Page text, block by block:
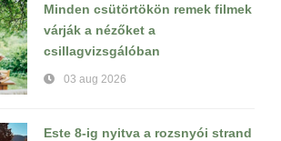
Minden csütörtökön remek filmek
várják a nézőket a
csillagvizsgálóban
03 aug 2026
Este 8-ig nyitva a rozsnyói strand